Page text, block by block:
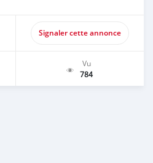
Signaler cette annonce
Vu
784